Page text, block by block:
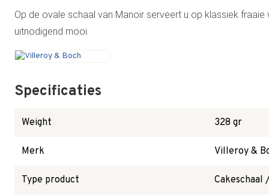
Op de ovale schaal van Manoir serveert u op klassiek
uitnodigend mooi.
Specificaties
Weight 328 gr
Merk Villeroy &
Type product Cakeschaal